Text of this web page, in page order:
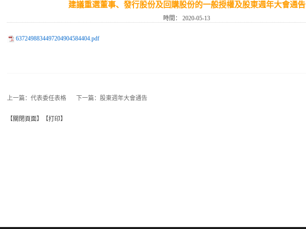
建議重選董事、發行股份及回購股份的一般授權及股東週年大會通告
時間： 2020-05-13
6372498834497204904584404.pdf
上一篇： 代表委任表格 下一篇： 股東週年大會通告
【 關閉頁面】【打印】